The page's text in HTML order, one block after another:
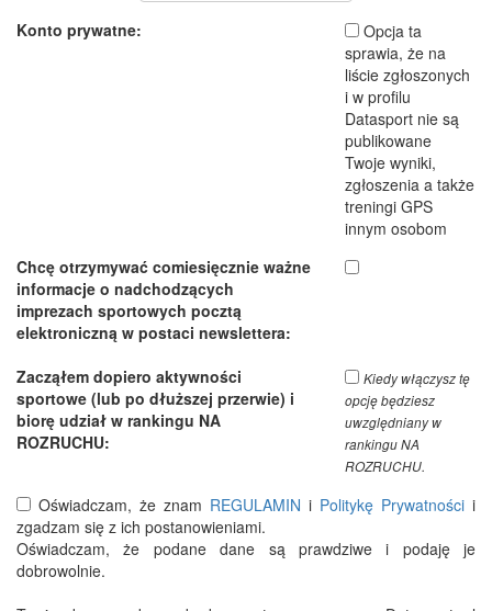
Konto prywatne:
Opcja ta
sprawia, że na
liście zgłoszonych
i w profilu
Datasport nie są
publikowane
Twoje wyniki,
zgłoszenia a także
treningi GPS
innym osobom
Chcę otrzymywać comiesięcznie ważne
informacje o nadchodzących
imprezach sportowych pocztą
elektroniczną w postaci newslettera:
Zacząłem dopiero aktywności
sportowe (lub po dłuższej przerwie) i
biorę udział w rankingu NA
ROZRUCHU:
Kiedy włączysz tę
opcję będziesz
uwzględniany w
rankingu NA
ROZRUCHU.
Oświadczam, że znam REGULAMIN i Politykę Prywatności i
zgadzam się z ich postanowieniami.
Oświadczam, że podane dane są prawdziwe i podaję je
dobrowolnie.